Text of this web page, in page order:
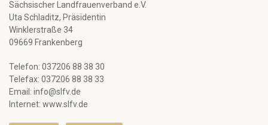
Sächsischer Landfrauenverband e.V.
Uta Schladitz, Präsidentin
Winklerstraße 34
09669 Frankenberg
Telefon: 037206 88 38 30
Telefax: 037206 88 38 33
Email: info@slfv.de
Internet: www.slfv.de